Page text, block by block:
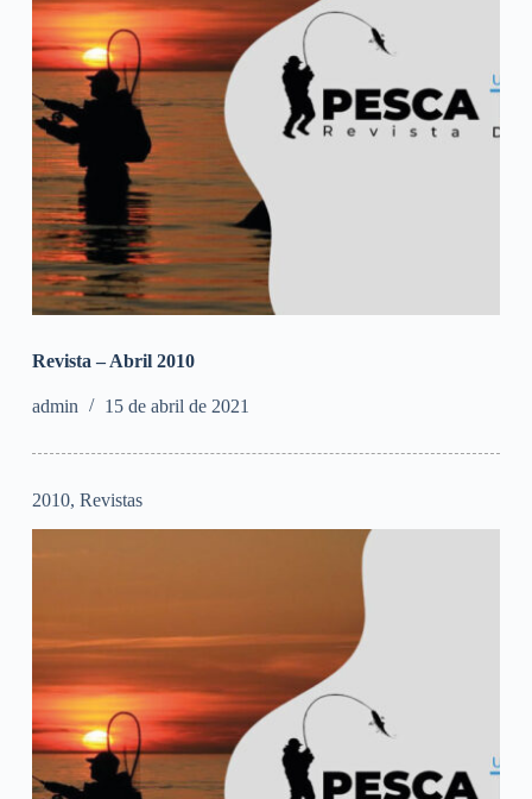
Revista – Abril 2010
admin 15 de abril de 2021
2010, Revistas